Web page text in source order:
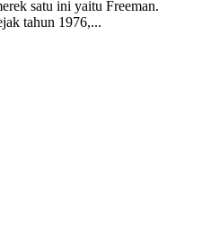
satu ini yaitu Freeman.
tahun 1976,...